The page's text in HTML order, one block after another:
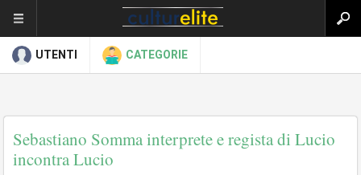
UTENTI CATEGORIE
Sebastiano Somma interprete e regista di Lucio
incontra Lucio